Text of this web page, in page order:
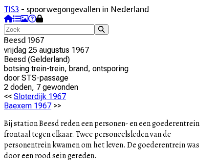
TIS3 - spoorwegongevallen in Nederland
Beesd 1967
vrijdag 25 augustus 1967
Beesd (Gelderland)
botsing trein-trein, brand, ontsporing
door STS-passage
2 doden, 7 gewonden
<< Sloterdijk 1967
Baexem 1967 >>
Bij station Beesd reden een personen- en een goederentrein
frontaal tegen elkaar. Twee personeelsleden van de
personentrein kwamen om het leven. De goederentrein was
door een rood sein gereden.